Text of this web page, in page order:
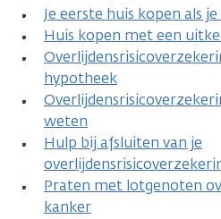
Je eerste huis kopen als
Huis kopen met een
hypotheek
weten
Hulp bij afsluiten van je
Praten met lotgenoten
kanker